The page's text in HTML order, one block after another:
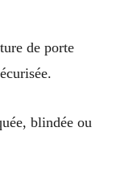
de porte
blindée ou